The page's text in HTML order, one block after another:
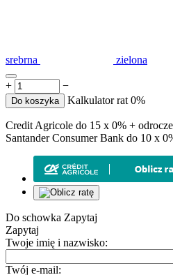
srebrna zielona
+ −
Do koszyka Kalkulator rat 0%
Credit Agricole do 15 x 0% +
Santander Consumer Bank do 10 x
Do schowka Zapytaj
Zapytaj
Twoje imię i nazwisko:
Twój e-mail: